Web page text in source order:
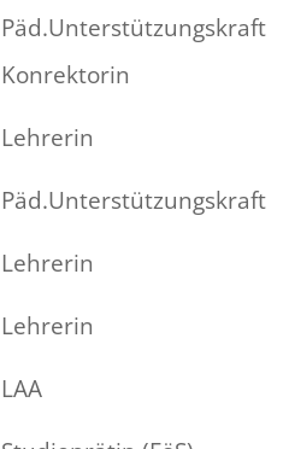
Päd.Unterstützungskraft
Konrektorin
Lehrerin
Päd.Unterstützungskraft
Lehrerin
Lehrerin
LAA